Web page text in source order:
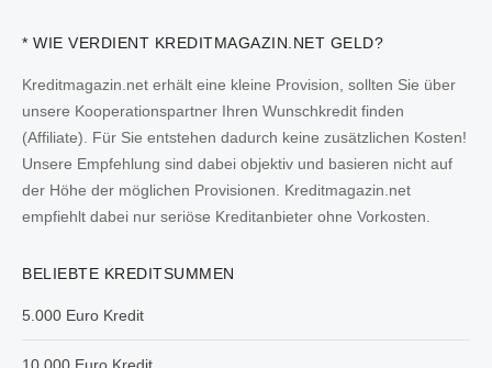
* WIE VERDIENT KREDITMAGAZIN.NET GELD?
Kreditmagazin.net erhält eine kleine Provision, sollten Sie über
unsere Kooperationspartner Ihren Wunschkredit finden
(Affiliate). Für Sie entstehen dadurch keine zusätzlichen Kosten!
Unsere Empfehlung sind dabei objektiv und basieren nicht auf
der Höhe der möglichen Provisionen. Kreditmagazin.net
empfiehlt dabei nur seriöse Kreditanbieter ohne Vorkosten.
BELIEBTE KREDITSUMMEN
5.000 Euro Kredit